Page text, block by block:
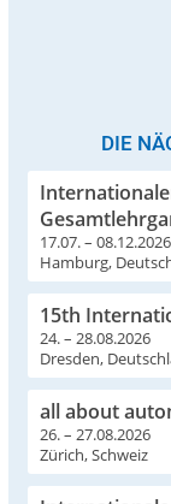
DIE
17.07. – 08.12.2026
Hamburg,
15th
24. – 28.08.2026
Dresden,
all about
26. – 27.08.2026
Zürich, Schweiz